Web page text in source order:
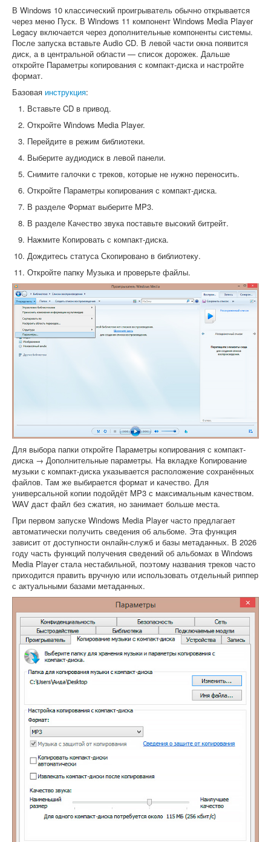
В Windows 10 классический проигрыватель обычно открывается
через меню Пуск. В Windows 11 компонент Windows Media Player
Legacy включается через дополнительные компоненты системы.
После запуска вставьте Audio CD. В левой части окна появится
диск, а в центральной области — список дорожек. Дальше
откройте Параметры копирования с компакт-диска и настройте
формат.
Базовая инструкция:
Вставьте CD в привод.
Откройте Windows Media Player.
Перейдите в режим библиотеки.
Выберите аудиодиск в левой панели.
Снимите галочки с треков, которые не нужно переносить.
Откройте Параметры копирования с компакт-диска.
В разделе Формат выберите MP3.
В разделе Качество звука поставьте высокий битрейт.
Нажмите Копировать с компакт-диска.
Дождитесь статуса Скопировано в библиотеку.
Откройте папку Музыка и проверьте файлы.
Для выбора папки откройте Параметры копирования с компакт-
диска → Дополнительные параметры. На вкладке Копирование
музыки с компакт-диска указывается расположение сохранённых
файлов. Там же выбирается формат и качество. Для
универсальной копии подойдёт MP3 с максимальным качеством.
WAV даст файл без сжатия, но занимает больше места.
При первом запуске Windows Media Player часто предлагает
автоматически получить сведения об альбоме. Эта функция
зависит от доступности онлайн-служб и базы метаданных. В 2026
году часть функций получения сведений об альбомах в Windows
Media Player стала нестабильной, поэтому названия треков часто
приходится править вручную или использовать отдельный риппер
с актуальными базами метаданных.